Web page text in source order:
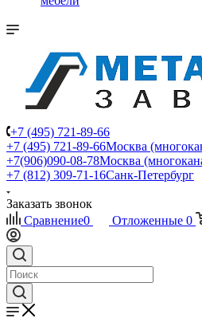
+7 (495) 721-89-66
+7 (495) 721-89-66Москва
+7(906)090-08-78Москва
+7 (812) 309-71-16Санк-Петербург
Заказать звонок
Сравнение0 Отложенные 0